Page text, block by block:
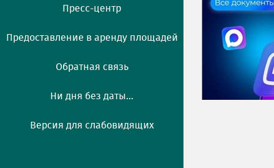
Пресс-центр
Предоставление в аренду площадей
Обратная связь
Ни дня без даты...
Версия для слабовидящих